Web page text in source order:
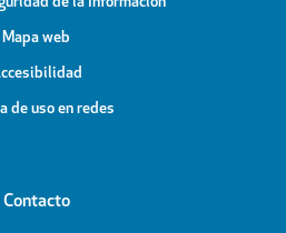
Mapa web
de uso en redes
Contacto